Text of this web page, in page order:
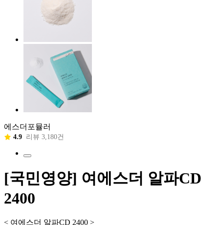
에스더포뮬러
4.9 리뷰 3,180건
[국민영양] 여에스더 알파CD
2400
< 여에스더 알파CD 2400 >